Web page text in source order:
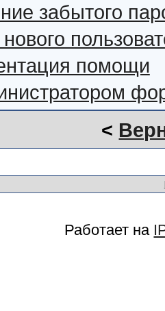
забытого
помощи
<
Работает на